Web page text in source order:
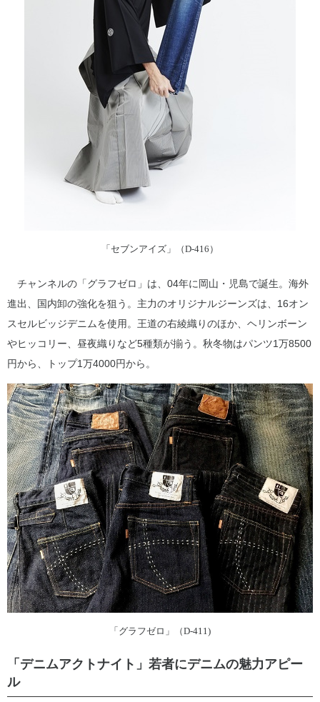
「セブンアイズ」（D-416）
チャンネルの「グラフゼロ」は、04年に岡山・児島で誕生。海外
進出、国内卸の強化を狙う。主力のオリジナルジーンズは、16オン
スセルビッジデニムを使用。王道の右綾織りのほか、ヘリンボーン
やヒッコリー、昼夜織りなど5種類が揃う。秋冬物はパンツ1万8500
円から、トップ1万4000円から。
「グラフゼロ」（D-411)
「デニムアクトナイト」若者にデニムの魅力アピー
ル